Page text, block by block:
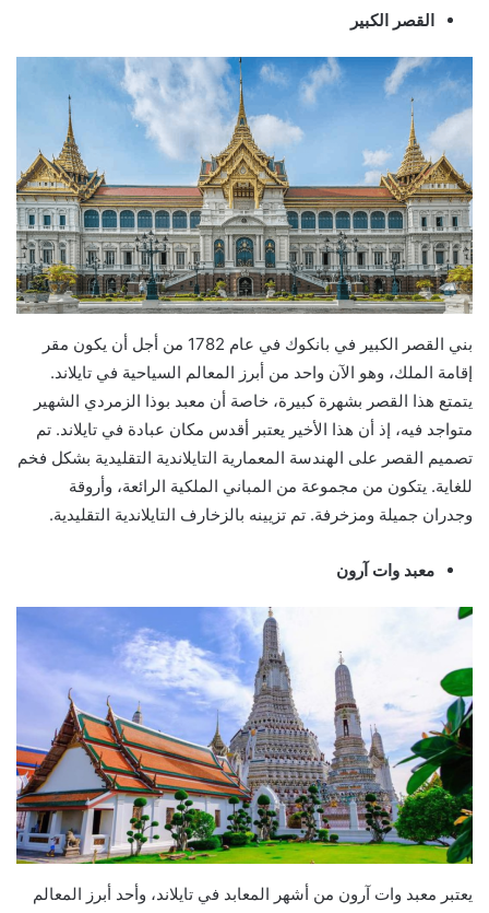
القصر الكبير
بني القصر الكبير في بانكوك في عام 1782 من أجل أن يكون مقر
إقامة الملك، وهو الآن واحد من أبرز المعالم السياحية في تايلاند.
يتمتع هذا القصر بشهرة كبيرة، خاصة أن معبد بوذا الزمردي الشهير
متواجد فيه، إذ أن هذا الأخير يعتبر أقدس مكان عبادة في تايلاند. تم
تصميم القصر على الهندسة المعمارية التايلاندية التقليدية بشكل فخم
للغاية. يتكون من مجموعة من المباني الملكية الرائعة، وأروقة
وجدران جميلة ومزخرفة. تم تزيينه بالزخارف التايلاندية التقليدية.
معبد وات آرون
يعتبر معبد وات آرون من أشهر المعابد في تايلاند، وأحد أبرز المعالم